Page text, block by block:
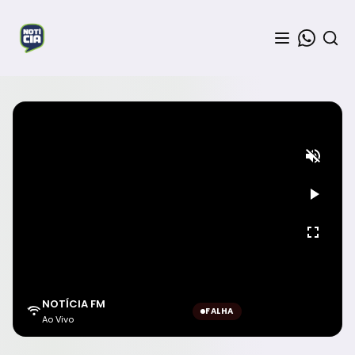
Aguardando sinal...
NOTÍCIA FM
Ao Vivo
FALHA